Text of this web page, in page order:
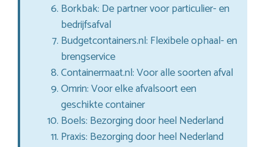
Borkbak: De partner voor particulier- en
bedrijfsafval
Budgetcontainers.nl: Flexibele ophaal- en
brengservice
Containermaat.nl: Voor alle soorten afval
Omrin: Voor elke afvalsoort een
geschikte container
Boels: Bezorging door heel Nederland
Praxis: Bezorging door heel Nederland